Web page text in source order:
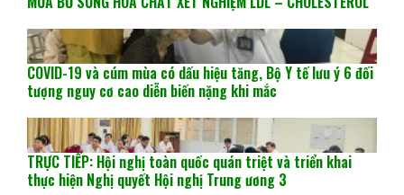
COVID-19 và cúm mùa có dấu hiệu tăng, Bộ Y tế lưu ý 6 đối
tượng nguy cơ cao diễn biến nặng khi mắc
TRỰC TIẾP: Hội nghị toàn quốc quán triệt và triển khai
thực hiện Nghị quyết Hội nghị Trung ương 3